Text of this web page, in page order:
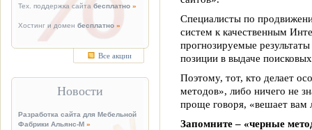
Специалисты по
систем к качественным
прогнозируемые
позиции в выдаче
Поэтому, тот, кто делает
методов», либо ничего не
проще говоря, «вешает
Запомните – «черные
Тех. поддержка сайта бесплатно »
Хостинг и домен бесплатно »
Все акции
Новости
Разработка сайта для Мебельной
Фабрики Альянс-М »